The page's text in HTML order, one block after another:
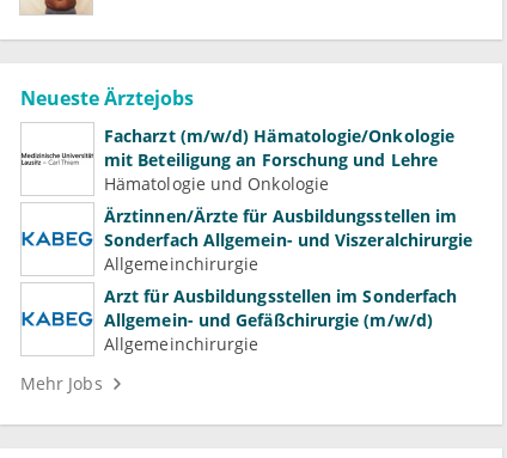
Neueste Ärztejobs
Facharzt (m/w/d) Hämatologie/Onkologie
mit Beteiligung an Forschung und Lehre
Hämatologie und Onkologie
Ärztinnen/Ärzte für Ausbildungsstellen im
Sonderfach Allgemein- und Viszeralchirurgie
Allgemeinchirurgie
Arzt für Ausbildungsstellen im Sonderfach
Allgemein- und Gefäßchirurgie (m/w/d)
Allgemeinchirurgie
Mehr Jobs